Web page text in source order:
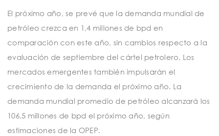
El próximo año, se prevé que la demanda mundial de
petróleo crezca en 1,4 millones de bpd en
comparación con este año, sin cambios respecto a la
evaluación de septiembre del cártel petrolero. Los
mercados emergentes también impulsarán el
crecimiento de la demanda el próximo año. La
demanda mundial promedio de petróleo alcanzará los
106,5 millones de bpd el próximo año, según
estimaciones de la OPEP.